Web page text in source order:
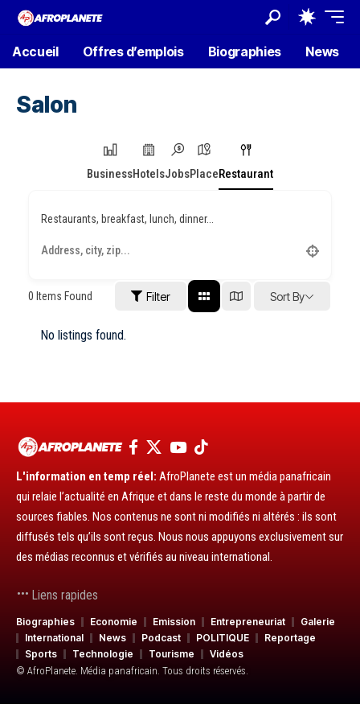
Accueil Offres d’emplois Biographies News
Salon
BusinessHotelsJobsPlaceRestaurant
Restaurants, breakfast, lunch, dinner...
0 Items Found Filter Sort By
No listings found.
L'information en temp réel: AfroPlanete est un média panafricain
qui relaie l’actualité en Afrique et dans le reste du monde à partir de
sources fiables. Nos contenus ne sont ni modifiés ni altérés : ils sont
diffusés tels qu’ils sont reçus. Nous nous appuyons exclusivement sur
des médias reconnus et vérifiés au niveau international.
Liens rapides
Biographies Economie Emission Entrepreneuriat
Galerie
International
News Podcast POLITIQUE
Reportage
Sports
Technologie Tourisme
Vidéos
© AfroPlanete. Média panafricain. Tous droits réservés.